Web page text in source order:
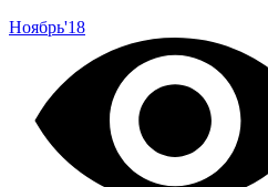
Ноябрь'18